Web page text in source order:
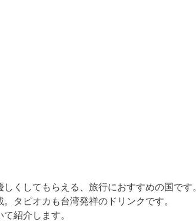
くしてもらえる、旅行におすすめの国です。
タピオカも台湾発祥のドリンクです。
紹介します。